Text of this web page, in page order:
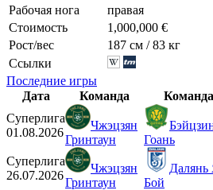
Рабочая нога
правая
Стоимость
1,000,000 €
Рост/вес
187 см / 83 кг
Ссылки
Последние игры
Дата
Команда
Команда
Суперлига
01.08.2026
Чжэцзян
Гринтаун
Гоань
Суперлига
26.07.2026
Чжэцзян
Гринтаун
Далянь
Бой